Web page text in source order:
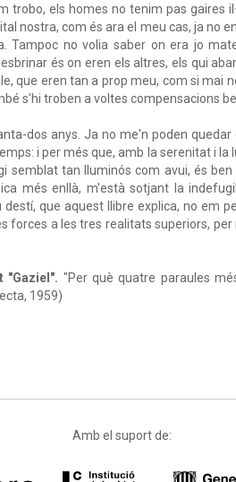
trobo, els homes no tenim pas gaires
nostra, com és ara el meu cas, ja no
Tampoc no volia saber on era jo
és on eren els altres, els qui
que eren tan a prop meu, com si mai
s'hi troben a voltes compensacions
dos anys. Ja no me'n poden
i per més que, amb la serenitat i
semblat tan lluminós com avui, és
més enllà, m'està sotjant la
destí, que aquest llibre explica, no em
forces a les tres realitats superiors,
"Gaziel". "Per què quatre paraules
1959)
Amb el suport de: